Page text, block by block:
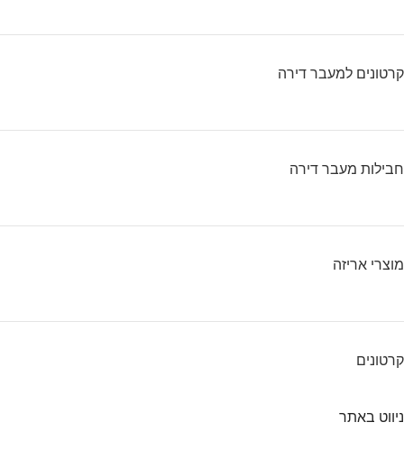
קרטונים למעבר דירה
חבילות מעבר דירה
מוצרי אריזה
קרטונים
ניווט באתר